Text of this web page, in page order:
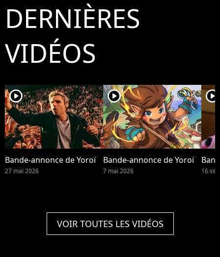
DERNIÈRES
VIDÉOS
player2
Bande-annonce de Yoroï
27 mai 2026
player2
Bande-annonce de Yoroï
7 mai 2026
player2
16
VOIR TOUTES LES VIDÉOS